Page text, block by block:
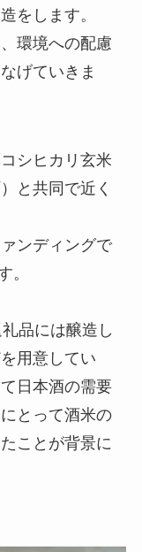
をします。
環境への配慮
げていきま
シヒカリ玄米
と共同で近く
ンディングで
。
品には醸造し
用意してい
日本酒の需要
とって酒米の
ことが背景に